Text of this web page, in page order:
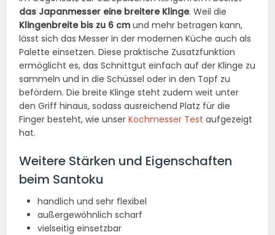
das Japanmesser eine breitere Klinge. Weil die
Klingenbreite bis zu 6 cm und mehr betragen kann,
lässt sich das Messer in der modernen Küche auch als
Palette einsetzen. Diese praktische Zusatzfunktion
ermöglicht es, das Schnittgut einfach auf der Klinge zu
sammeln und in die Schüssel oder in den Topf zu
befördern. Die breite Klinge steht zudem weit unter
den Griff hinaus, sodass ausreichend Platz für die
Finger besteht, wie unserKochmesser Test aufgezeigt
hat.
Weitere Stärken und Eigenschaften
beim Santoku
handlich und sehr flexibel
außergewöhnlich scharf
vielseitig einsetzbar